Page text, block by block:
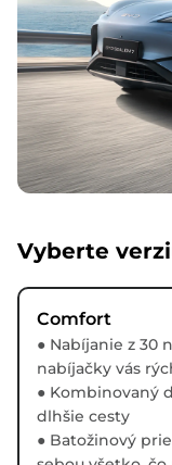
Vyberte
Comfort
● Nabíjanie z 30
nabíjačky vás
● Kombinovaný
dlhšie cesty
● Batožinový